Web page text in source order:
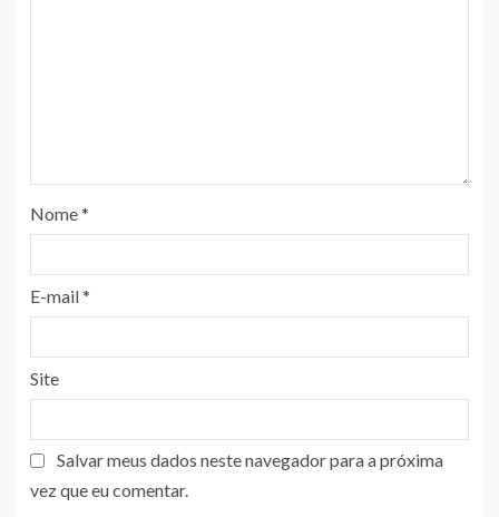
Nome*
E-mail*
Site
Salvar meus dados neste navegador para a próxima
vez que eu comentar.